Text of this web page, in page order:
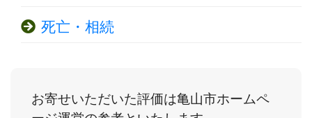
死亡・相続